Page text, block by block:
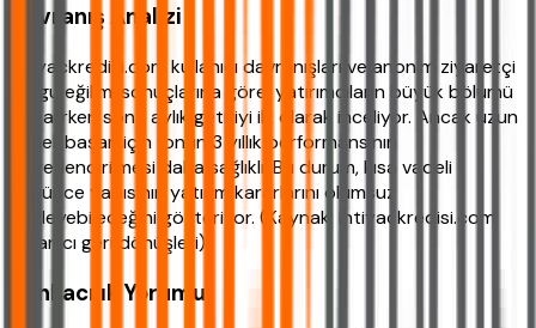
Davranış Analizi
ihtiyackredisi.com kullanıcı davranışları ve anonim ziyaretçi
sorgu eğilimi sonuçlarına göre, yatırımcıların büyük bölümü
fon alırken son 1 aylık getiriyi ilk olarak inceliyor. Ancak uzun
vadeli başarı için fonun 3 yıllık performansının
değerlendirilmesi daha sağlıklı. Bu durum, kısa vadeli
düşünce yapısının yatırım kararlarını olumsuz
etkileyebileceğini gösteriyor. (Kaynak: ihtiyackredisi.com
kullanıcı geri dönüşleri)
Bankacılık Yorumu